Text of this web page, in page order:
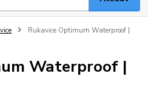
Rukavice Optimum Waterproof |
Waterproof |